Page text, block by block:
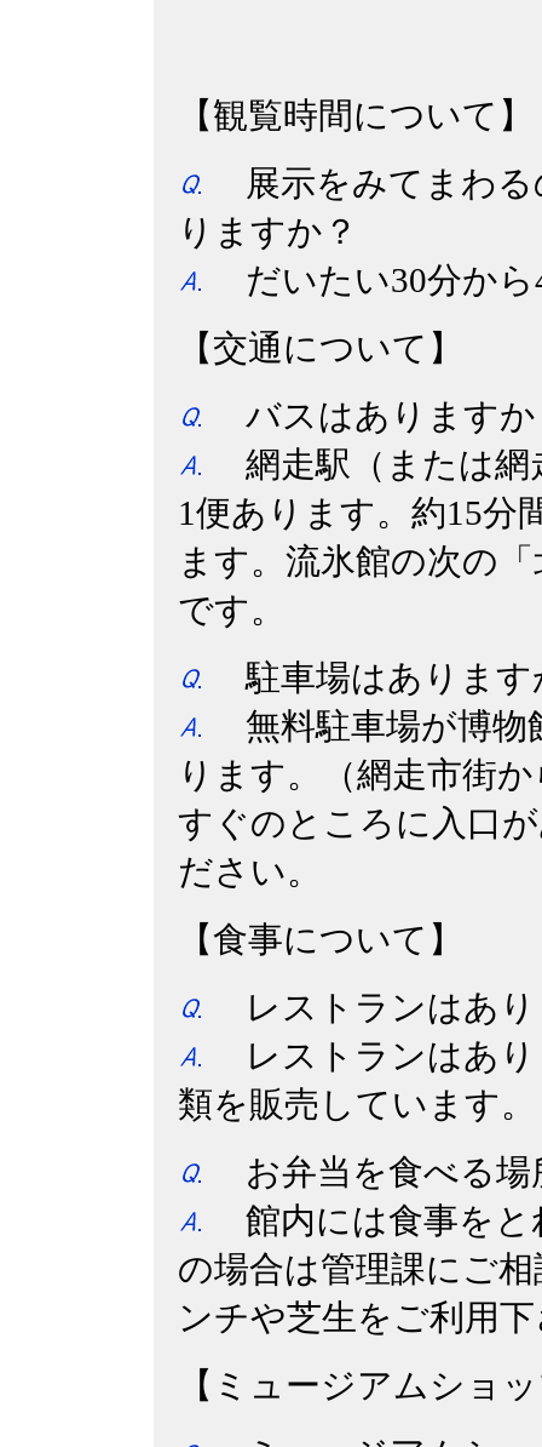
【観覧時間について】
展示をみてまわ
りますか？
だいたい30分か
【交通について】
バスはあります
網走駅（または
1便あります。約15分
ます。流氷館の次の
です。
駐車場はあります
無料駐車場が博
ります。（網走市街
すぐのところに入口
ださい。
【食事について】
レストランはあ
レストランはあ
類を販売しています。
お弁当を食べる
館内には食事を
の場合は管理課にご
ンチや芝生をご利用
【ミュージアムショ